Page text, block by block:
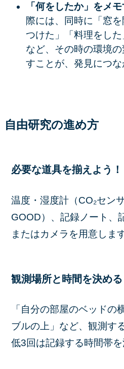
「何をしたか」をメ
際には、同時に「窓
つけた」「料理をした
など、その時の環境の
すことが、発見につな
自由研究の進め方
必要な道具を揃えよう！
温度・湿度計（CO₂セン
GOOD）、記録ノート、
またはカメラを用意します
観測場所と時間を決める
「自分の部屋のベッドの
ブルの上」など、観測す
低3回は記録する時間帯を